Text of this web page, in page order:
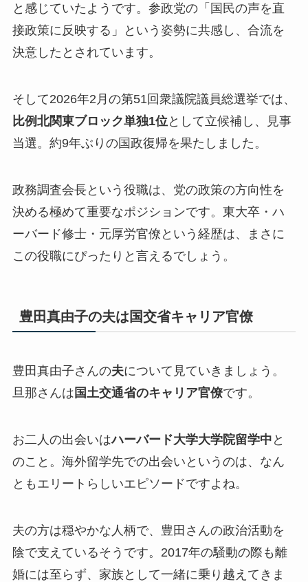
と感じていたようです。参政党の「国民の声を直
接政策に反映する」という姿勢に共感し、合流を
決意したとされています。
そして2026年2月の第51回衆議院議員総選挙では、
比例北関東ブロック単独1位 として立候補し、見事
当選。約9年ぶりの国政復帰を果たしました。
政務調査会長という役職は、党の政策の方向性を
決める極めて重要なポジションです。東大卒・ハ
ーバード修士・元厚労官僚という経歴は、まさに
この役職にぴったりと言えるでしょう。
豊田真由子の夫は国交省キャリア官僚
豊田真由子さんの夫について見ていきましょう。
旦那さんは 国土交通省のキャリア官僚です。
お二人の出会いはハーバード大学大学院留学中 と
のこと。海外留学先での出会いというのは、なん
ともエリートらしいエピソードですよね。
夫の方は穏やかな人柄で、豊田さんの政治活動を
陰で支えているそうです。2017年の騒動の際も離
婚には至らず、家族として一緒に乗り越えてきま